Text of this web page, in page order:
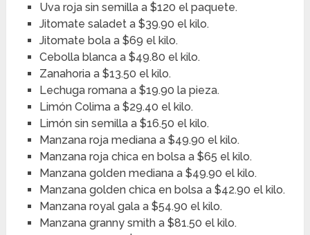
Uva roja sin semilla a $120 el paquete.
Jitomate saladet a $39.90 el kilo.
Jitomate bola a $69 el kilo.
Cebolla blanca a $49.80 el kilo.
Zanahoria a $13.50 el kilo.
Lechuga romana a $19.90 la pieza.
Limón Colima a $29.40 el kilo.
Limón sin semilla a $16.50 el kilo.
Manzana roja mediana a $49.90 el kilo.
Manzana roja chica en bolsa a $65 el kilo.
Manzana golden mediana a $49.90 el kilo.
Manzana golden chica en bolsa a $42.90 el kilo.
Manzana royal gala a $54.90 el kilo.
Manzana granny smith a $81.50 el kilo.